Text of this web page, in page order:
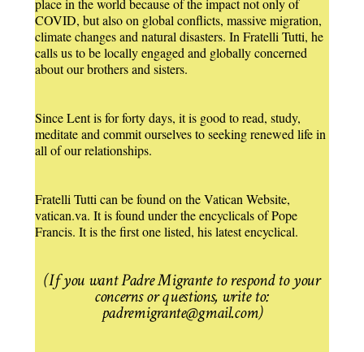
place in the world because of the impact not only of
COVID, but also on global conflicts, massive migration,
climate changes and natural disasters. In Fratelli Tutti, he
calls us to be locally engaged and globally concerned
about our brothers and sisters.
Since Lent is for forty days, it is good to read, study,
meditate and commit ourselves to seeking renewed life in
all of our relationships.
Fratelli Tutti can be found on the Vatican Website,
vatican.va. It is found under the encyclicals of Pope
Francis. It is the first one listed, his latest encyclical.
(If you want Padre Migrante to respond to your
concerns or questions, write to:
padremigrante@gmail.com)